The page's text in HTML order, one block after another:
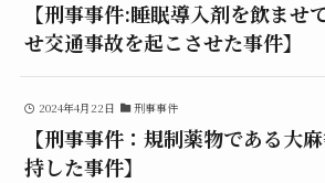
【刑事事件:睡眠導入剤を飲ませ
せ交通事故を起こさせた事件】
2024年4月22日 刑事事件
【刑事事件：規制薬物である大
持した事件】